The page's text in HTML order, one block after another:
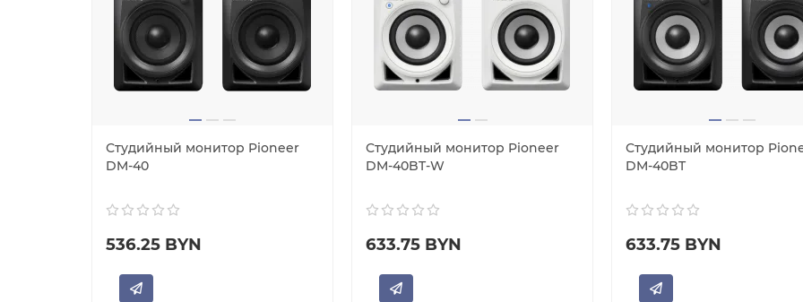
Студийный монитор Pioneer
DM-40
536.25 BYN
Студийный монитор Pioneer
DM-40BT-W
633.75 BYN
Студийный монитор
DM-40BT
633.75 BYN